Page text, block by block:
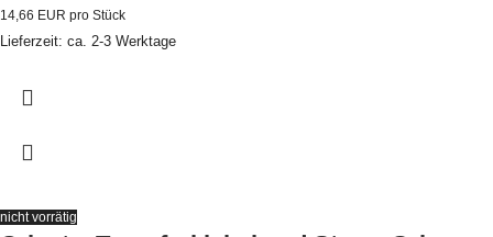
14,66 EUR pro Stück
Lieferzeit: ca. 2-3 Werktage
nicht vorrätig